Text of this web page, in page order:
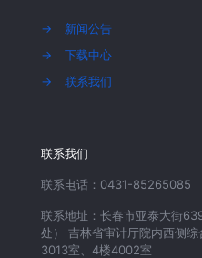
→
新闻公告
→
下载中心
→
联系我们
联系我们
联系电话：0431-85265085
联系地址：长春市亚泰大街
处） 吉林省审计厅院内西侧
3013室、4楼4002室